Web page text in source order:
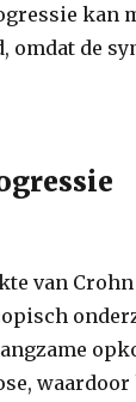
kan
omdat de
van